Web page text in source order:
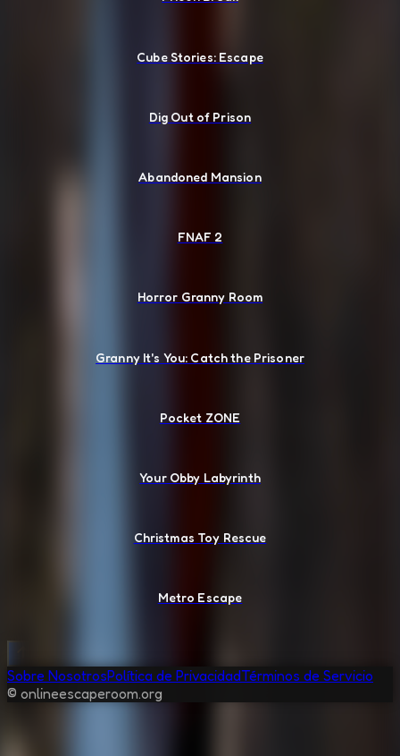
Cube Stories: Escape
Dig Out of Prison
Abandoned Mansion
FNAF 2
Horror Granny Room
Granny It's You: Catch the Prisoner
Pocket ZONE
Your Obby Labyrinth
Christmas Toy Rescue
Metro Escape
Sobre NosotrosPolítica de PrivacidadTérminos de Servicio
© onlineescaperoom.org